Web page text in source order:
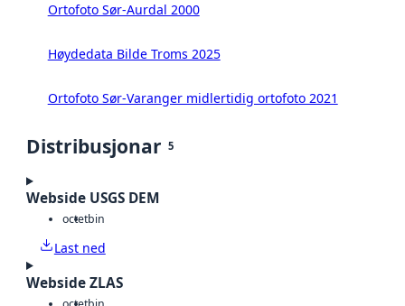
Ortofoto Sør-Aurdal 2000
Høydedata Bilde Troms 2025
Ortofoto Sør-Varanger midlertidig ortofoto 2021
Distribusjonar 5
Webside USGS DEM
octetbin
Last ned
Webside ZLAS